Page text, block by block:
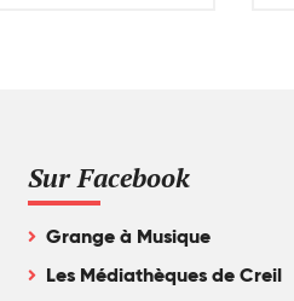
Sur Facebook
Grange à Musique
Les Médiathèques de Creil